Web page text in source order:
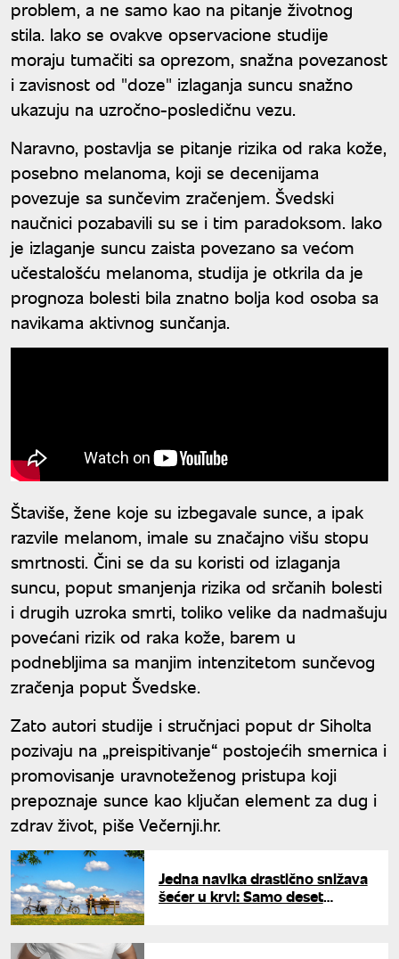
problem, a ne samo kao na pitanje životnog
stila. Iako se ovakve opservacione studije
moraju tumačiti sa oprezom, snažna povezanost
i zavisnost od "doze" izlaganja suncu snažno
ukazuju na uzročno-posledičnu vezu.
Naravno, postavlja se pitanje rizika od raka kože,
posebno melanoma, koji se decenijama
povezuje sa sunčevim zračenjem. Švedski
naučnici pozabavili su se i tim paradoksom. Iako
je izlaganje suncu zaista povezano sa većom
učestalošću melanoma, studija je otkrila da je
prognoza bolesti bila znatno bolja kod osoba sa
navikama aktivnog sunčanja.
Štaviše, žene koje su izbegavale sunce, a ipak
razvile melanom, imale su značajno višu stopu
smrtnosti. Čini se da su koristi od izlaganja
suncu, poput smanjenja rizika od srčanih bolesti
i drugih uzroka smrti, toliko velike da nadmašuju
povećani rizik od raka kože, barem u
podnebljima sa manjim intenzitetom sunčevog
zračenja poput Švedske.
Zato autori studije i stručnjaci poput dr Siholta
pozivaju na „preispitivanje“ postojećih smernica i
promovisanje uravnoteženog pristupa koji
prepoznaje sunce kao ključan element za dug i
zdrav život, piše Večernji.hr.
Jedna navika drastično snižava
šećer u krvi: Samo deset